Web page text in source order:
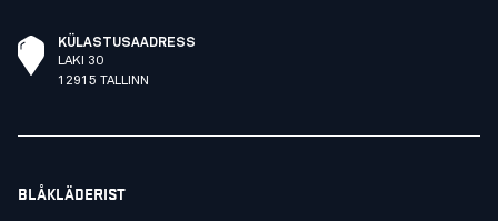
KÜLASTUSAADRESS
LAKI 30
12915 TALLINN
BLÅKLÄDERIST